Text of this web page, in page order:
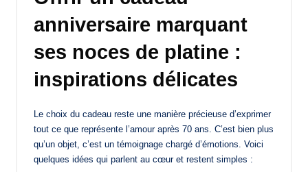
anniversaire marquant
ses noces de platine :
inspirations délicates
Le choix du cadeau reste une manière précieuse d’exprimer
tout ce que représente l’amour après 70 ans. C’est bien plus
qu’un objet, c’est un témoignage chargé d’émotions. Voici
quelques idées qui parlent au cœur et restent simples :